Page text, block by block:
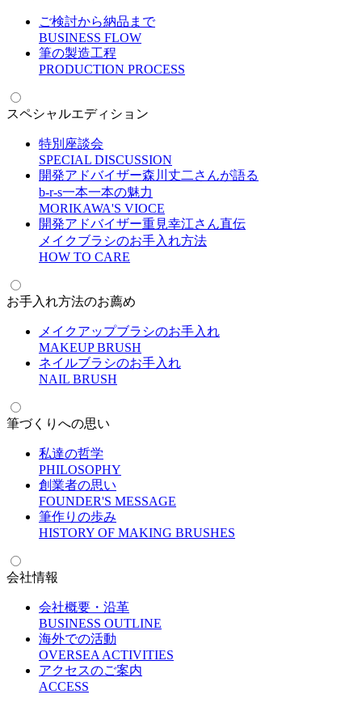
ご検討から納品まで
BUSINESS FLOW
筆の製造工程
PRODUCTION PROCESS
スペシャルエディション
特別座談会
SPECIAL DISCUSSION
開発アドバイザー森川丈二さんが語る
b-r-s一本一本の魅力
MORIKAWA'S VIOCE
開発アドバイザー重見幸江さん直伝
メイクブラシのお手入れ方法
HOW TO CARE
お手入れ方法のお薦め
メイクアップブラシのお手入れ
MAKEUP BRUSH
ネイルブラシのお手入れ
NAIL BRUSH
筆づくりへの思い
私達の哲学
PHILOSOPHY
創業者の思い
FOUNDER'S MESSAGE
筆作りの歩み
HISTORY OF MAKING BRUSHES
会社情報
会社概要・沿革
BUSINESS OUTLINE
海外での活動
OVERSEA ACTIVITIES
アクセスのご案内
ACCESS